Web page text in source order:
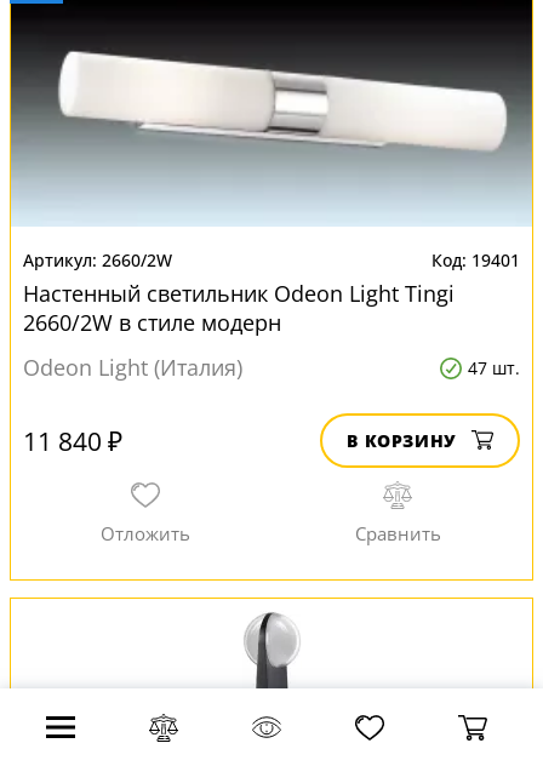
2660/2W 19401
Настенный светильник Odeon Light Tingi
2660/2W в стиле модерн
Odeon Light (Италия)
47 шт.
11 840 ₽ В КОРЗИНУ